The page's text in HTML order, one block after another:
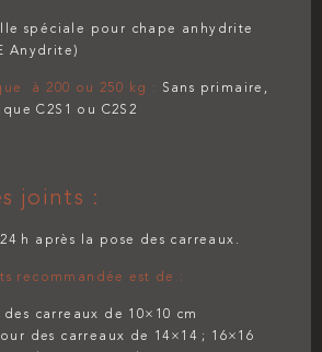
spéciale pour chape anhydrite
Anydrite)
à 200 ou 250 kg :
Sans primaire,
C2S1 ou C2S2
joints :
24 h après la pose des carreaux.
recommandée est de :
carreaux de 10×10 cm
des carreaux de 14×14 ; 16×16